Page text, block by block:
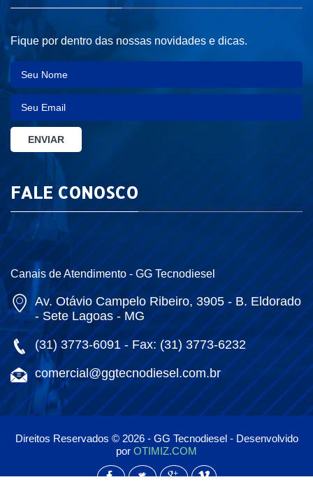
Fique por dentro das nossas novidades e dicas.
FALE CONOSCO
Canais de Atendimento - GG Tecnodiesel
Av. Otávio Campelo Ribeiro, 3905 - B. Eldorado
- Sete Lagoas - MG
(31) 3773-6091 - Fax: (31) 3773-6232
comercial@ggtecnodiesel.com.br
Direitos Reservados © 2026 - GG Tecnodiesel - Desenvolvido
por OTIMIZ.COM